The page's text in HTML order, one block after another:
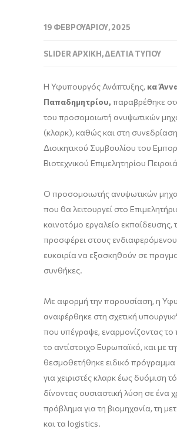
19 ΦΕΒΡΟΥΑΡΊΟΥ, 2025
SLIDER ΑΡΧΙΚΉ,ΔΕΛΤΊΑ ΤΎΠΟΥ
Η Υφυπουργός Ανάπτυξης, κα
Παπαδημητρίου, παραβρέθηκε
του προσομοιωτή ανυψωτικών
(κλαρκ), καθώς και στη
Διοικητικού Συμβουλίου του
Βιοτεχνικού Επιμελητηρίου
Ο προσομοιωτής ανυψωτικών
που θα λειτουργεί στο
καινοτόμο εργαλείο εκπαίδευσης,
προσφέρει στους
ευκαιρία να εξασκηθούν σε
συνθήκες.
Με αφορμή την παρουσίαση, η
αναφέρθηκε στη σχετική
που υπέγραψε, εναρμονίζοντας το
το αντίστοιχο Ευρωπαϊκό, και με
θεσμοθετήθηκε ειδικό πρόγραμμα
για χειριστές κλαρκ έως δυόμιση
δίνοντας ουσιαστική λύση σε ένα
πρόβλημα για τη βιομηχανία, τη
και τα logistics.